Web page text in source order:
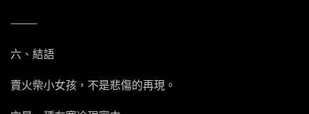
⸻
六、結語
賣火柴小女孩，不是悲傷的再現。